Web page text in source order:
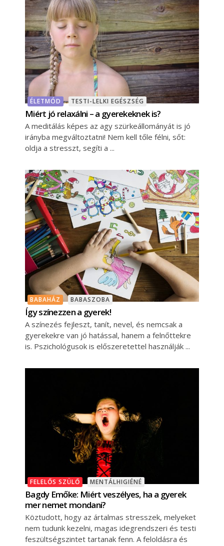
ÉLETMÓD TESTI-LELKI EGÉSZSÉG
Miért jó relaxálni – a gyerekeknek is?
A meditálás képes az agy szürkeállományát is jó
irányba megváltoztatni! Nem kell tőle félni, sőt:
oldja a stresszt, segíti a
BABAHÁZ BABASZOBA
Így színezzen a gyerek!
A színezés fejleszt, tanít, nevel, és nemcsak a
gyerekekre van jó hatással, hanem a felnőttekre
is. Pszichológusok is előszeretettel használják
FELELŐS SZÜLŐ MENTÁLHIGIÉNÉ
Bagdy Emőke: Miért veszélyes, ha a gyerek
mer nemet mondani?
Köztudott, hogy az ártalmas stresszek, melyeket
nem tudunk kezelni, magas idegrendszeri és testi
feszültségszintet tartanak fenn. A feloldásra és